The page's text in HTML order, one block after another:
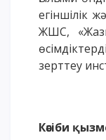
егіншілік
ЖШС,
зерттеу
Кәсіби